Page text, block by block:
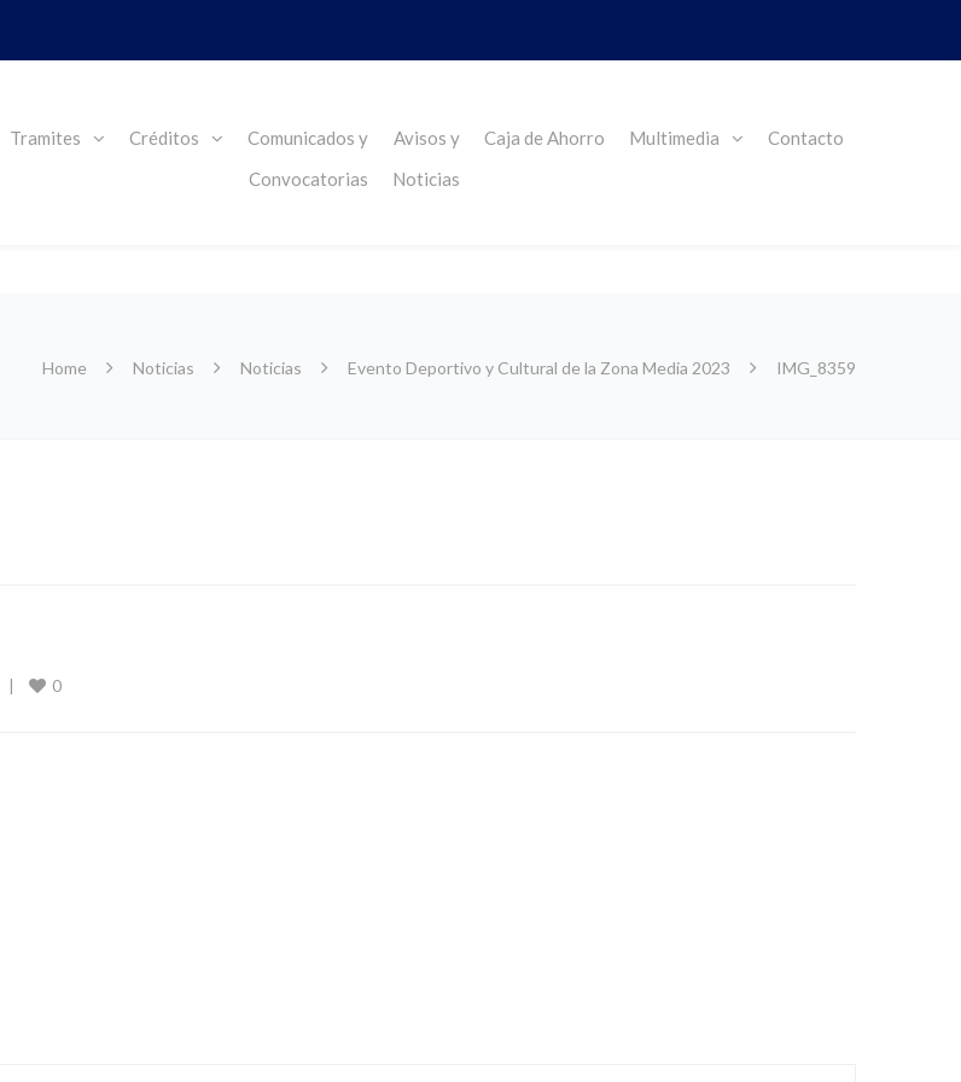
Tramites Créditos
Comunicados y
Convocatorias
Avisos y
Noticias
Caja de Ahorro Multimedia Contacto
Home Noticias Noticias Evento Deportivo y Cultural de la Zona Media 2023 IMG_8359
| 0